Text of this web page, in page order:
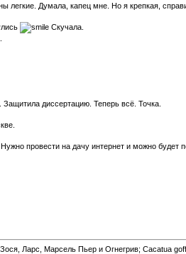
Думала, капец мне. Но я крепкая,
Скучала.
диссертацию. Теперь всё. Точка.
провести на дачу интернет и можно будет
Ларс, Марсель Пьер и Огнегрив; Cacatua